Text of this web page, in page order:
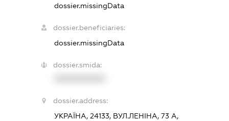
dossier.missingData
dossier.beneficiaries:
dossier.missingData
dossier.smida:
dossier.address:
УКРАЇНА, 24133, ВУЛ.ЛЕНІНА, 73 А,